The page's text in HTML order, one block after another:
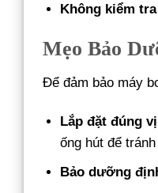
Không kiểm
Mẹo Bảo
Để đảm bảo máy
Lắp đặt đúng
ống hút để
Bảo dưỡng